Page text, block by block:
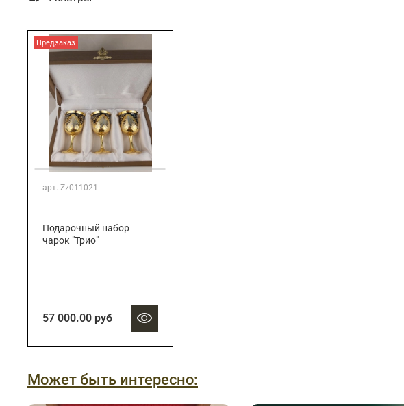
Подарки банковскому работнику
Подарки директору/руководителю
Предзаказ
арт. Zz011021
Подарочный набор
чарок "Трио"
57 000.00 руб
Может быть интересно: